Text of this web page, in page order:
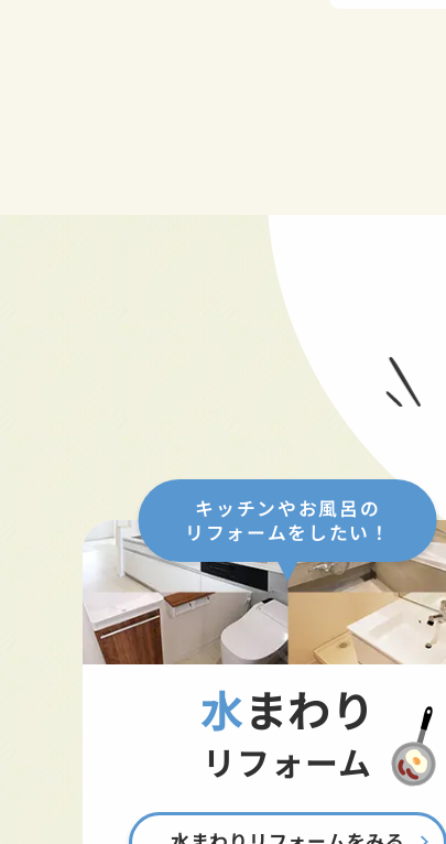
キッチンやお風呂の
リフォームをしたい！
水まわり
リフォーム